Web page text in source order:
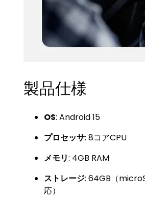
製品仕様
OS: Android 15
プロセッサ: 8コアCPU
メモリ: 4GB RAM
ストレージ: 64GB（
応）